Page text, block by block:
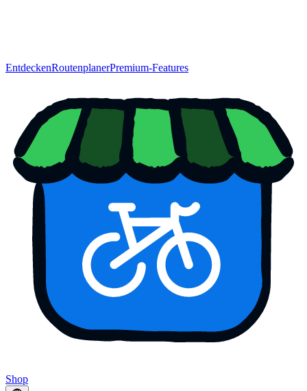
EntdeckenRoutenplanerPremium-Features
Shop